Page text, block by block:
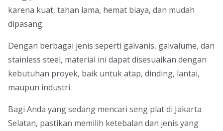
karena kuat, tahan lama, hemat biaya, dan mudah
dipasang.
Dengan berbagai jenis seperti galvanis, galvalume, dan
stainless steel, material ini dapat disesuaikan dengan
kebutuhan proyek, baik untuk atap, dinding, lantai,
maupun industri.
Bagi Anda yang sedang mencari seng plat di Jakarta
Selatan, pastikan memilih ketebalan dan jenis yang